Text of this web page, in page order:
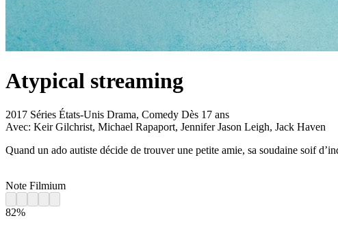
Atypical streaming
2017 Séries États-Unis Drama, Comedy Dès 17 ans
Avec: Keir Gilchrist, Michael Rapaport, Jennifer Jason Leigh, Jack Haven
Quand un ado autiste décide de trouver une petite amie, sa soudaine soif
Note Filmium
82%